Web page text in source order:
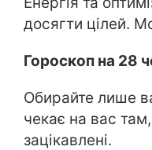
досягти цілей.
Гороскоп на 28
Обирайте лише
чекає на вас
зацікавлені.